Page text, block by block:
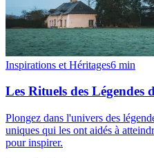
Inspirations et Héritages6 min
Les Rituels des Légendes
Plongez dans l'univers des
uniques qui les ont aidés à
pour inspirer.